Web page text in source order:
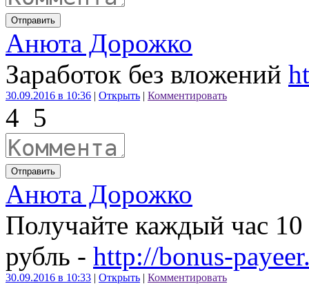
Отправить
Анюта Дорожко
Заработок без вложений
30.09.2016 в 10:36 | Открыть | Комментировать
4 5
Отправить
Анюта Дорожко
Получайте каждый час
рубль - http://bonus-
30.09.2016 в 10:33 | Открыть | Комментировать